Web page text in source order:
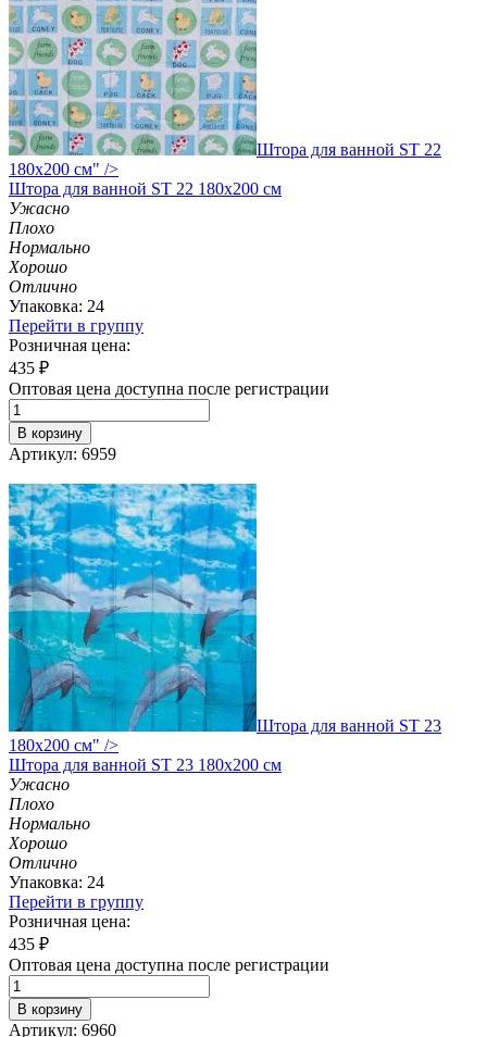
Штора для ванной ST 22
180х200 см" />
Штора для ванной ST 22 180х200 см
Ужасно
Плохо
Нормально
Хорошо
Отлично
Упаковка: 24
Перейти в группу
Розничная цена:
435 ₽
Оптовая цена доступна после регистрации
В корзину
Артикул: 6959
Штора для ванной ST 23
180х200 см" />
Штора для ванной ST 23 180х200 см
Ужасно
Плохо
Нормально
Хорошо
Отлично
Упаковка: 24
Перейти в группу
Розничная цена:
435 ₽
Оптовая цена доступна после регистрации
В корзину
Артикул: 6960